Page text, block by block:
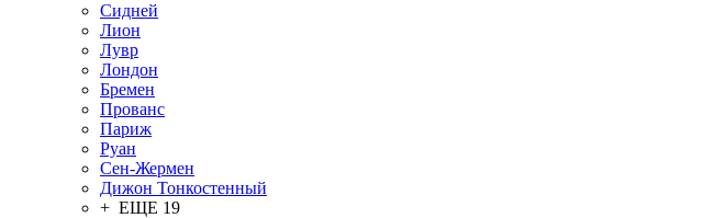
Сидней
Лион
Лувр
Лондон
Бремен
Прованс
Париж
Руан
Сен-Жермен
Дижон Тонкостенный
+ ЕЩЕ 19